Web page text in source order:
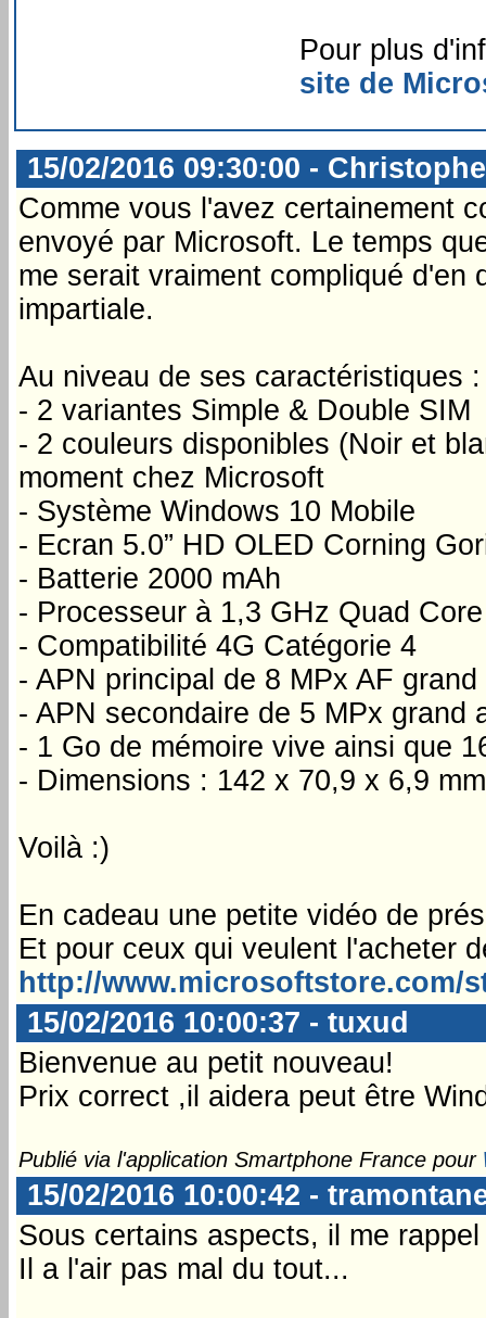
Pour plus
site de
15/02/2016 09:30:00 -
Comme vous l'avez certainement
envoyé par Microsoft. Le temps
me serait vraiment compliqué d'en
impartiale.
Au niveau de ses caractéristiques :
- 2 variantes Simple & Double SIM
- 2 couleurs disponibles (Noir et
moment chez Microsoft
- Système Windows 10 Mobile
- Ecran 5.0” HD OLED Corning
- Batterie 2000 mAh
- Processeur à 1,3 GHz Quad
- Compatibilité 4G Catégorie 4
- APN principal de 8 MPx AF
- APN secondaire de 5 MPx grand
- 1 Go de mémoire vive ainsi que
- Dimensions : 142 x 70,9 x 6,9
Voilà :)
En cadeau une petite vidéo de
Et pour ceux qui veulent l'acheter
http://www.microsoftstore.com/
15/02/2016 10:00:37 - tuxud
Bienvenue au petit nouveau!
Prix correct ,il aidera peut être
Publié via l'application Smartphone France pour
15/02/2016 10:00:42 -
Sous certains aspects, il me
Il a l'air pas mal du tout...